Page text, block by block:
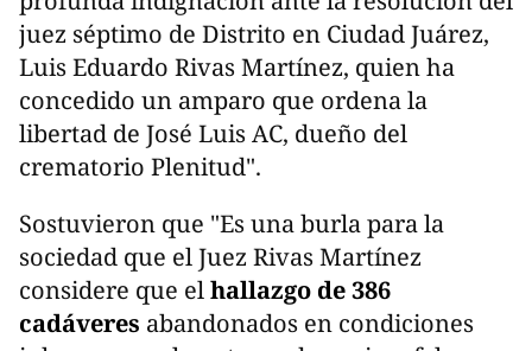
juez séptimo de Distrito en Ciudad Juárez,
Luis Eduardo Rivas Martínez, quien ha
concedido un amparo que ordena la
libertad de José Luis AC, dueño del
crematorio Plenitud".
Sostuvieron que "Es una burla para la
sociedad que el Juez Rivas Martínez
considere que elhallazgo de 386
cadáveres abandonados en condiciones